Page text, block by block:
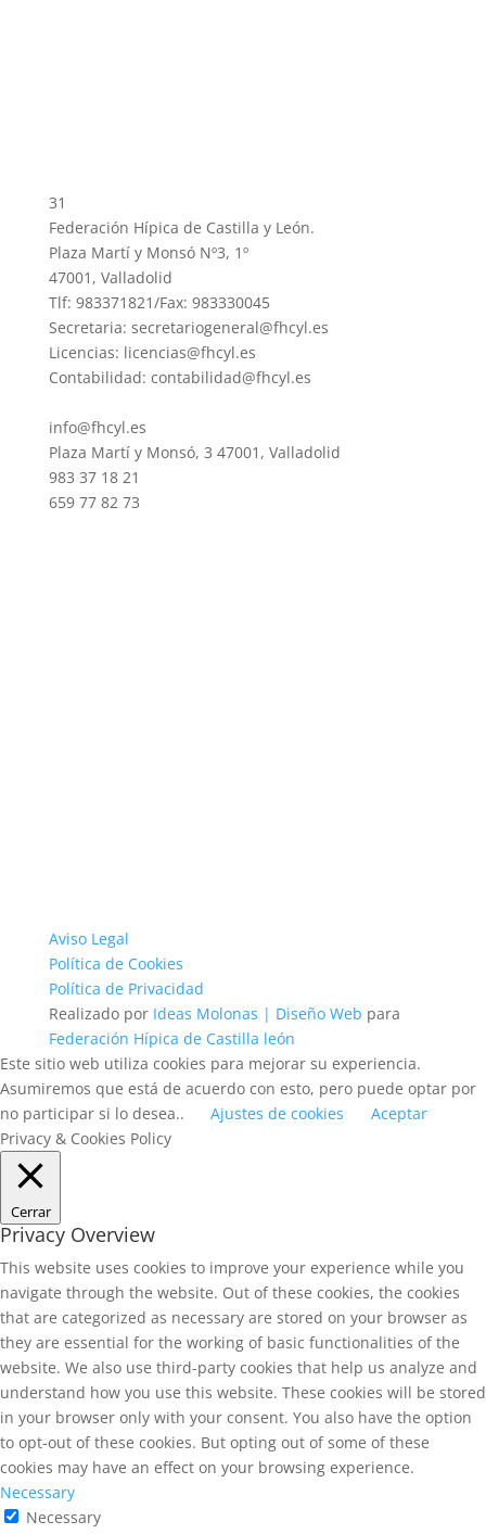
31
Federación Hípica de Castilla y León.
Plaza Martí y Monsó Nº3, 1º
47001, Valladolid
Tlf: 983371821/Fax: 983330045
Secretaria: secretariogeneral@fhcyl.es
Licencias: licencias@fhcyl.es
Contabilidad: contabilidad@fhcyl.es
info@fhcyl.es
Plaza Martí y Monsó, 3 47001, Valladolid
983 37 18 21
659 77 82 73
Aviso Legal
Política de Cookies
Política de Privacidad
Realizado por Ideas Molonas | Diseño Web para
Federación Hípica de Castilla león
Este sitio web utiliza cookies para mejorar su experiencia.
Asumiremos que está de acuerdo con esto, pero puede optar por
no participar si lo desea..
Ajustes de cookies
Aceptar
Privacy & Cookies Policy
Cerrar
Privacy Overview
This website uses cookies to improve your experience while you
navigate through the website. Out of these cookies, the cookies
that are categorized as necessary are stored on your browser as
they are essential for the working of basic functionalities of the
website. We also use third-party cookies that help us analyze and
understand how you use this website. These cookies will be stored
in your browser only with your consent. You also have the option
to opt-out of these cookies. But opting out of some of these
cookies may have an effect on your browsing experience.
Necessary
Necessary